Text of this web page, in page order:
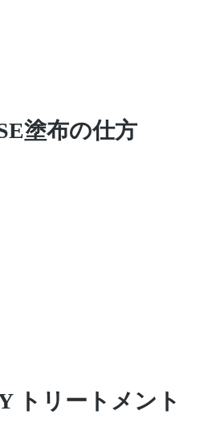
塗布の仕方
トリートメント